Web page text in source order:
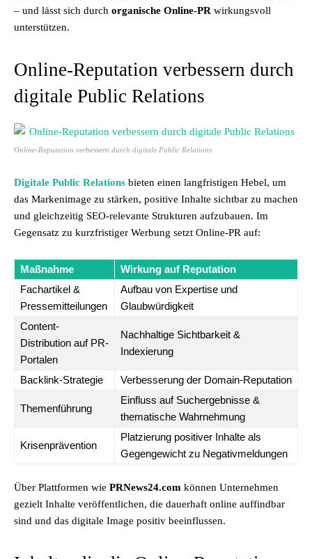
– und lässt sich durch organische Online-PR wirkungsvoll
unterstützen.
Online-Reputation verbessern durch
digitale Public Relations
Online-Reputation verbessern durch digitale Public Relations
Digitale Public Relations bieten einen langfristigen Hebel, um
das Markenimage zu stärken, positive Inhalte sichtbar zu machen
und gleichzeitig SEO-relevante Strukturen aufzubauen. Im
Gegensatz zu kurzfristiger Werbung setzt Online-PR auf:
Maßnahme
Wirkung auf Reputation
Fachartikel &
Pressemitteilungen
Aufbau von Expertise und
Glaubwürdigkeit
Content-
Distribution auf PR-
Portalen
Nachhaltige Sichtbarkeit &
Indexierung
Backlink-Strategie Verbesserung der Domain-Reputation
Themenführung
Einfluss auf Suchergebnisse &
thematische Wahrnehmung
Krisenprävention
Platzierung positiver Inhalte als
Gegengewicht zu Negativmeldungen
Über Plattformen wie PRNews24.com können Unternehmen
gezielt Inhalte veröffentlichen, die dauerhaft online auffindbar
sind und das digitale Image positiv beeinflussen.